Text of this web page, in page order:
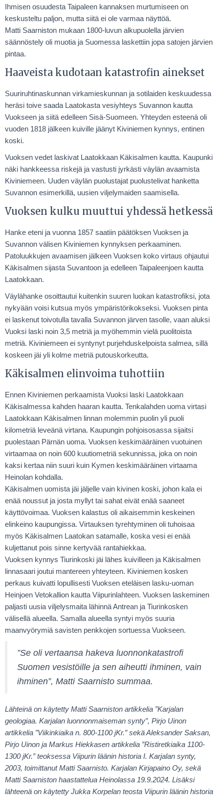
Ihmisen osuudesta Taipaleen kannaksen murtumiseen on
keskusteltu paljon, mutta siitä ei ole varmaa näyttöä.
Matti Saarniston mukaan 1800-luvun alkupuolella järvien
säännöstely oli muotia ja Suomessa laskettiin jopa satojen järvien
pintaa.
Haaveista kudotaan katastrofin ainekset
Suuriruhtinaskunnan virkamieskunnan ja sotilaiden keskuudessa
heräsi toive saada Laatokasta vesiyhteys Suvannon kautta
Vuokseen ja siitä edelleen Sisä-Suomeen. Yhteyden esteenä oli
vuoden 1818 jälkeen kuiville jäänyt Kiviniemen kynnys, entinen
koski.
Vuoksen vedet laskivat Laatokkaan Käkisalmen kautta. Kaupunki
näki hankkeessa riskejä ja vastusti jyrkästi väylän avaamista
Kiviniemeen. Uuden väylän puolustajat puolustelivat hanketta
Suvannon esimerkillä, uusien viljelymaiden saamisella.
Vuoksen kulku muuttui yhdessä hetkessä
Hanke eteni ja vuonna 1857 saatiin päätöksen Vuoksen ja
Suvannon välisen Kiviniemen kynnyksen perkaaminen.
Patoluukkujen avaamisen jälkeen Vuoksen koko virtaus ohjautui
Käkisalmen sijasta Suvantoon ja edelleen Taipaleenjoen kautta
Laatokkaan.
Väylähanke osoittautui kuitenkin suuren luokan katastrofiksi, jota
nykyään voisi kutsua myös ympäristörikokseksi. Vuoksen pinta
ei laskenut toivotulla tavalla Suvannon järven tasolle, vaan aluksi
Vuoksi laski noin 3,5 metriä ja myöhemmin vielä puolitoista
metriä. Kiviniemeen ei syntynyt purjehduskelpoista salmea, sillä
koskeen jäi yli kolme metriä putouskorkeutta.
Käkisalmen elinvoima tuhottiin
Ennen Kiviniemen perkaamista Vuoksi laski Laatokkaan
Käkisalmessa kahden haaran kautta. Tenkalahden uoma virtasi
Laatokkaan Käkisalmen linnan molemmin puolin yli puoli
kilometriä leveänä virtana. Kaupungin pohjoisosassa sijaitsi
puolestaan Pärnän uoma. Vuoksen keskimääräinen vuotuinen
virtaamaa on noin 600 kuutiometriä sekunnissa, joka on noin
kaksi kertaa niin suuri kuin Kymen keskimääräinen virtaama
Heinolan kohdalla.
Käkisalmen uomista jäi jäljelle vain kivinen koski, johon kala ei
enää noussut ja josta myllyt tai sahat eivät enää saaneet
käyttövoimaa. Vuoksen kalastus oli aikaisemmin keskeinen
elinkeino kaupungissa. Virtauksen tyrehtyminen oli tuhoisaa
myös Käkisalmen Laatokan satamalle, koska vesi ei enää
kuljettanut pois sinne kertyvää rantahiekkaa.
Vuoksen kynnys Tiurinkoski jäi lähes kuivilleen ja Käkisalmen
linnasaari joutui mantereen yhteyteen. Kiviniemen kosken
perkaus kuivatti lopullisesti Vuoksen eteläisen lasku-uoman
Heinjoen Vetokallion kautta Viipurinlahteen. Vuoksen laskeminen
paljasti uusia viljelysmaita lähinnä Antrean ja Tiurinkosken
välisellä alueella. Samalla alueella syntyi myös suuria
maanvyörymiä savisten penkkojen sortuessa Vuokseen.
”Se oli vertaansa hakeva luonnonkatastrofi
Suomen vesistöille ja sen aiheutti ihminen, vain
ihminen”, Matti Saarnisto summaa.
Lähteinä on käytetty Matti Saarniston artikkelia ”Karjalan
geologiaa. Karjalan luonnonmaiseman synty”, Pirjo Uinon
artikkelia ”Viikinkiaika n. 800-1100 jKr.” sekä Aleksander Saksan,
Pirjo Uinon ja Markus Hiekkasen artikkelia ”Ristiretkiaika 1100-
1300 jKr.” teoksessa Viipurin läänin historia I. Karjalan synty,
2003, toimittanut Matti Saarnisto. Karjalan Kirjapaino Oy, sekä
Matti Saarniston haastattelua Heinolassa 19.9.2024. Lisäksi
lähteenä on käytetty Jukka Korpelan teosta Viipurin läänin historia